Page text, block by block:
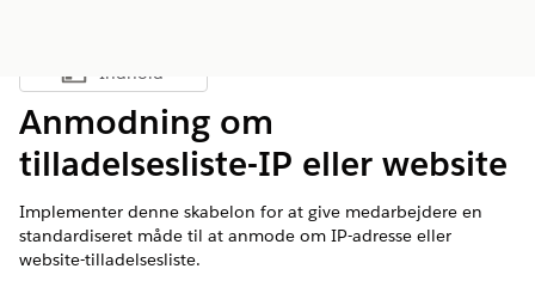
Vis indholdsfortegnelse
Indhold
Anmodning om
tilladelsesliste-IP eller website
Implementer denne skabelon for at give medarbejdere en
standardiseret måde til at anmode om IP-adresse eller
website-tilladelsesliste.